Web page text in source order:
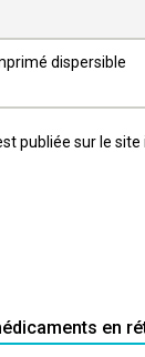
dispersible
publiée sur le
en